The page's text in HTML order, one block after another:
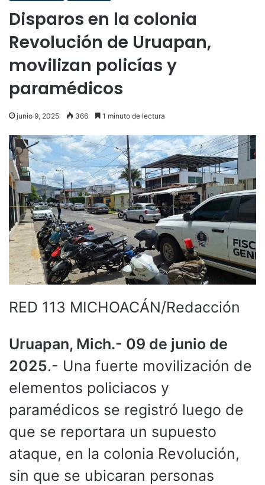
Disparos en la colonia
Revolución de Uruapan,
movilizan policías y
paramédicos
junio 9, 2025 366 1 minuto de lectura
RED 113 MICHOACÁN/Redacción
Uruapan, Mich.- 09 de junio de
2025.- Una fuerte movilización de
elementos policiacos y
paramédicos se registró luego de
que se reportara un supuesto
ataque, en la colonia Revolución,
sin que se ubicaran personas